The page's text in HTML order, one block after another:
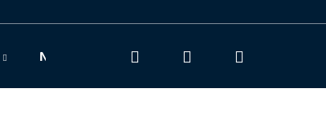
NAŠE SLUŽBY KONTAKT
Hledat Přihlášení